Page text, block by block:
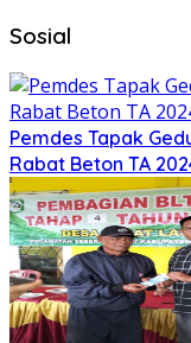
Sosial
Pemdes Tapak
Rabat Beton TA